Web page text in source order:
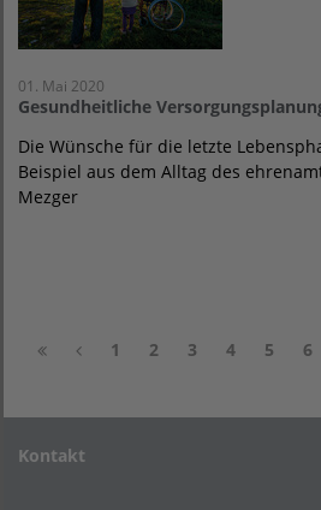
01. Mai 2020
Gesundheitliche
Die Wünsche für die letzte
Beispiel aus dem Alltag des
Mezger
1 2 3 4 5 6
Kontakt